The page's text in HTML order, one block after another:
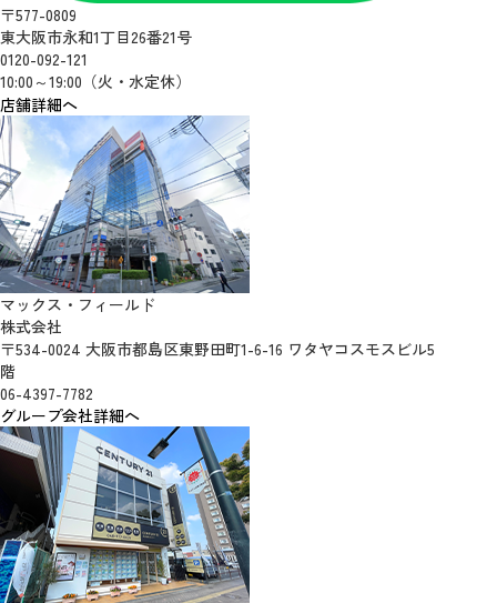
〒577-0809
東大阪市永和1丁目26番21号
0120-092-121
10:00～19:00（火・水定休）
店舗詳細へ
マックス・フィールド
株式会社
〒534-0024 大阪市都島区東野田町1-6-16 ワタヤコスモスビル5
階
06-4397-7782
グループ会社詳細へ